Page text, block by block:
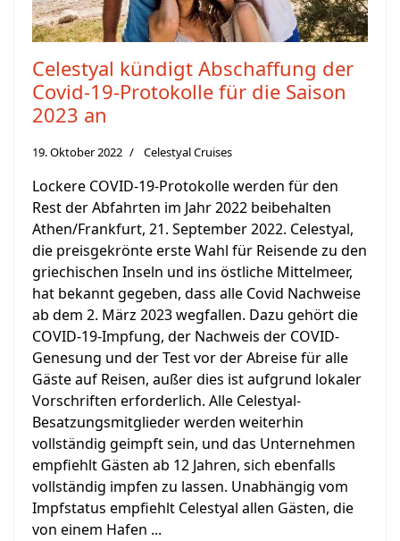
Celestyal kündigt Abschaffung der
Covid-19-Protokolle für die Saison
2023 an
19. Oktober 2022 Celestyal Cruises
Lockere COVID-19-Protokolle werden für den
Rest der Abfahrten im Jahr 2022 beibehalten
Athen/Frankfurt, 21. September 2022. Celestyal,
die preisgekrönte erste Wahl für Reisende zu den
griechischen Inseln und ins östliche Mittelmeer,
hat bekannt gegeben, dass alle Covid Nachweise
ab dem 2. März 2023 wegfallen. Dazu gehört die
COVID-19-Impfung, der Nachweis der COVID-
Genesung und der Test vor der Abreise für alle
Gäste auf Reisen, außer dies ist aufgrund lokaler
Vorschriften erforderlich. Alle Celestyal-
Besatzungsmitglieder werden weiterhin
vollständig geimpft sein, und das Unternehmen
empfiehlt Gästen ab 12 Jahren, sich ebenfalls
vollständig impfen zu lassen. Unabhängig vom
Impfstatus empfiehlt Celestyal allen Gästen, die
von einem Hafen ...